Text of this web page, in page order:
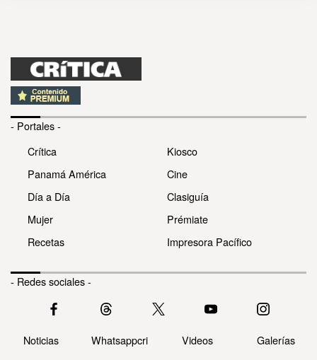
- Portales -
Crítica
Panamá América
Día a Día
Mujer
Recetas
Kiosco
Cine
Clasiguía
Prémiate
Impresora Pacífico
- Redes sociales -
Noticias Whatsappcri Videos Galerías